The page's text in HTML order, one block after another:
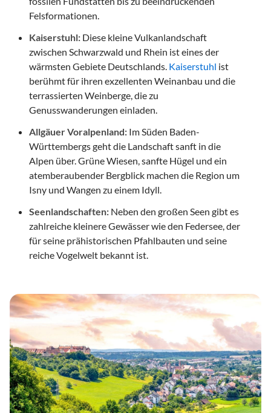
Felsformationen.
Kaiserstuhl: Diese kleine Vulkanlandschaft
zwischen Schwarzwald und Rhein ist eines der
wärmsten Gebiete Deutschlands. Kaiserstuhl ist
berühmt für ihren exzellenten Weinanbau und die
terrassierten Weinberge, die zu
Genusswanderungen einladen.
Allgäuer Voralpenland: Im Süden Baden-
Württembergs geht die Landschaft sanft in die
Alpen über. Grüne Wiesen, sanfte Hügel und ein
atemberaubender Bergblick machen die Region um
Isny und Wangen zu einem Idyll.
Seenlandschaften: Neben den großen Seen gibt es
zahlreiche kleinere Gewässer wie den Federsee, der
für seine prähistorischen Pfahlbauten und seine
reiche Vogelwelt bekannt ist.